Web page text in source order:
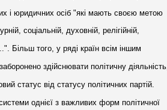
і юридичних осіб "які мають своєю метою
соціальній, духовній, релігійній,
Більш того, у ряді країн всім іншим
здійснювати політичну діяльність,
статус від статусу політичних партій.
однієї з важливих форм політичної